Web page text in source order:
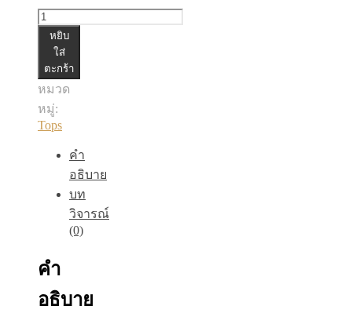
จำนวน
เสื้อ
คอกลม
แขน
ผีเสื้อ
หยิบ
ใส่
ตะกร้า
หมวด
หมู่:
Tops
คำ
อธิบาย
บท
วิจารณ์
(0)
คำ
อธิบาย